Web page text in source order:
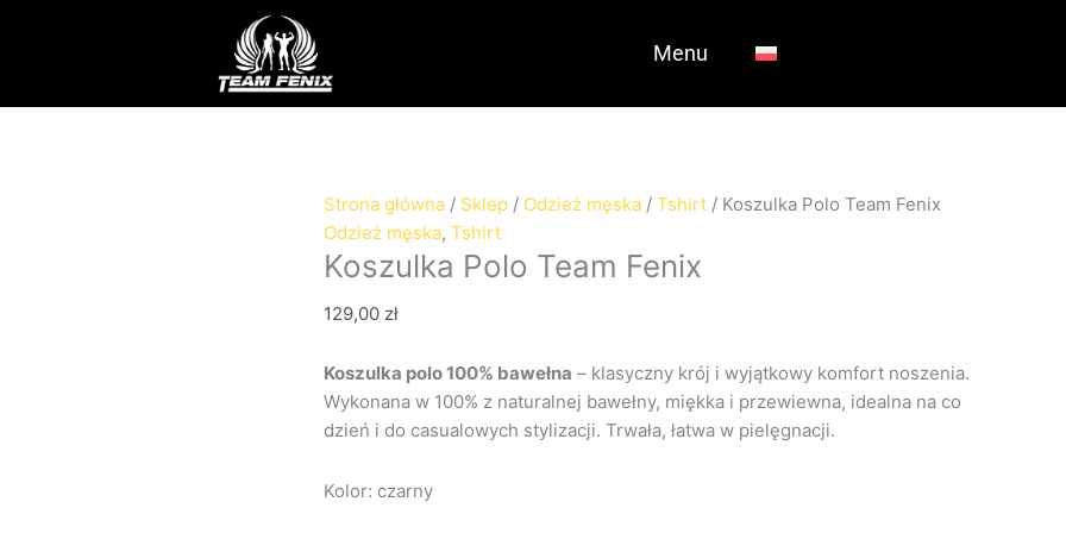
Menu
Strona główna / Sklep / Odzież męska / Tshirt / Koszulka Polo Team Fenix
Odzież męska, Tshirt
Koszulka Polo Team Fenix
129,00 zł
Koszulka polo 100% bawełna – klasyczny krój i wyjątkowy komfort noszenia.
Wykonana w 100% z naturalnej bawełny, miękka i przewiewna, idealna na co
dzień i do casualowych stylizacji. Trwała, łatwa w pielęgnacji.
Kolor: czarny
Polo
Team